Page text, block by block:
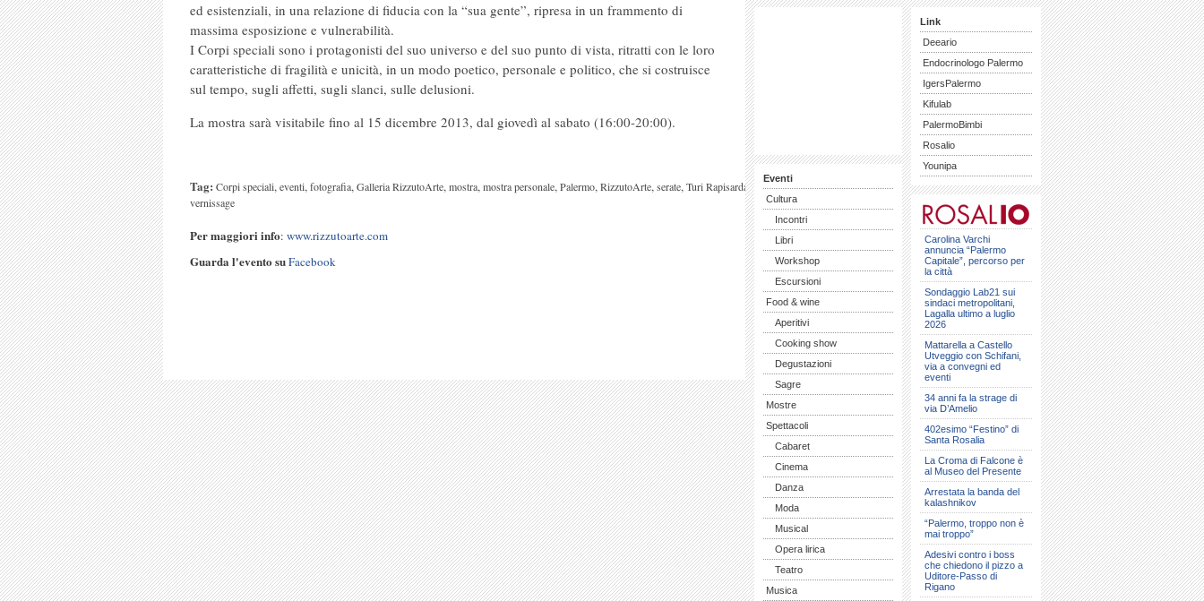
ed esistenziali, in una relazione di fiducia con la “sua gente”, ripresa in un frammento di
massima esposizione e vulnerabilità.
I Corpi speciali sono i protagonisti del suo universo e del suo punto di vista, ritratti con le loro
caratteristiche di fragilità e unicità, in un modo poetico, personale e politico, che si costruisce
sul tempo, sugli affetti, sugli slanci, sulle delusioni.
La mostra sarà visitabile fino al 15 dicembre 2013, dal giovedì al sabato (16:00-20:00).
Tag: Corpi speciali,eventi,fotografia,Galleria RizzutoArte,mostra,mostra personale,Palermo,RizzutoArte,serate,Turi Rapisarda,
vernissage
Per maggiori info: www.rizzutoarte.com
Guarda l'evento suFacebook
Eventi
Cultura
Incontri
Libri
Workshop
Escursioni
Food & wine
Aperitivi
Cooking show
Degustazioni
Sagre
Mostre
Spettacoli
Cabaret
Cinema
Danza
Moda
Musical
Opera lirica
Teatro
Musica
Link
Deeario
Endocrinologo Palermo
IgersPalermo
Kifulab
PalermoBimbi
Rosalio
Younipa
Carolina Varchi
annuncia “Palermo
Capitale”, percorso per
la città
Sondaggio Lab21 sui
sindaci metropolitani,
Lagalla ultimo a luglio
2026
Mattarella a Castello
Utveggio con Schifani,
via a convegni ed
eventi
34 anni fa la strage di
via D’Amelio
402esimo “Festino” di
Santa Rosalia
La Croma di Falcone è
al Museo del Presente
Arrestata la banda del
kalashnikov
“Palermo, troppo non è
mai troppo”
Adesivi contro i boss
che chiedono il pizzo a
Uditore-Passo di
Rigano